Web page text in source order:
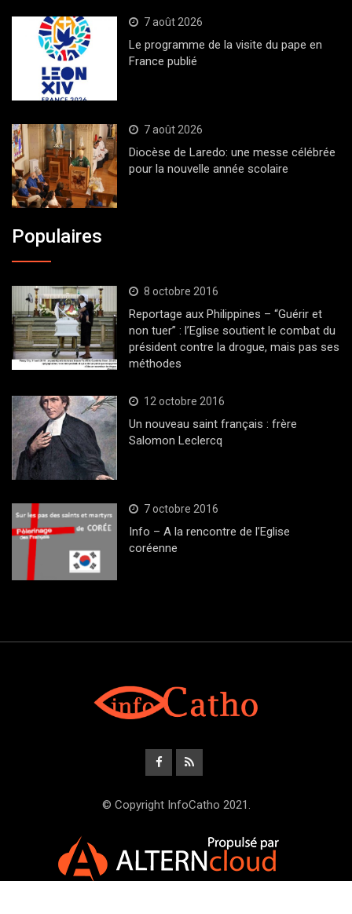
7 août 2026
Le programme de la visite du pape en
France publié
7 août 2026
Diocèse de Laredo: une messe célébrée
pour la nouvelle année scolaire
Populaires
8 octobre 2016
Reportage aux Philippines – “Guérir et
non tuer” : l’Eglise soutient le combat du
président contre la drogue, mais pas ses
méthodes
12 octobre 2016
Un nouveau saint français : frère
Salomon Leclercq
7 octobre 2016
Info – A la rencontre de l’Eglise
coréenne
© Copyright InfoCatho 2021.